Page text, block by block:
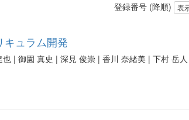
登録番号 (降順) 表
キュラム開発
| 御園 真史 | 深見 俊崇 | 香川 奈緒美 | 下村 岳